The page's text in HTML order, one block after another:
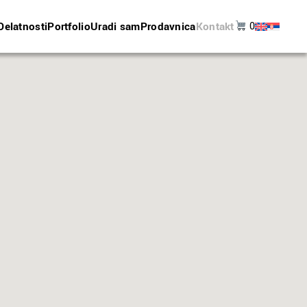
PortfolioUradi samProdavnicaKontakt 0